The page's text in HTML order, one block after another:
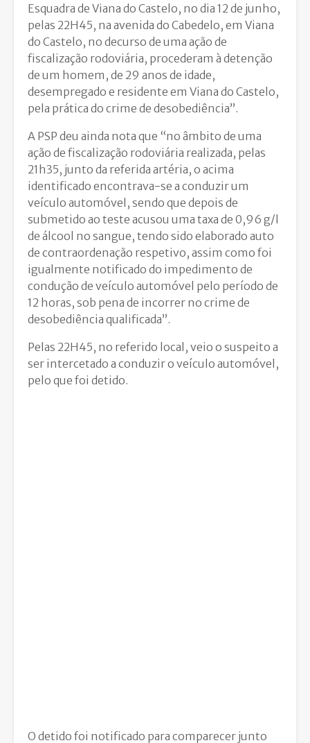
Esquadra de Viana do Castelo, no dia 12 de junho,
pelas 22H45, na avenida do Cabedelo, em Viana
do Castelo, no decurso de uma ação de
fiscalização rodoviária, procederam à detenção
de um homem, de 29 anos de idade,
desempregado e residente em Viana do Castelo,
pela prática do crime de desobediência”.
A PSP deu ainda nota que “no âmbito de uma
ação de fiscalização rodoviária realizada, pelas
21h35, junto da referida artéria, o acima
identificado encontrava-se a conduzir um
veículo automóvel, sendo que depois de
submetido ao teste acusou uma taxa de 0,96 g/l
de álcool no sangue, tendo sido elaborado auto
de contraordenação respetivo, assim como foi
igualmente notificado do impedimento de
condução de veículo automóvel pelo período de
12 horas, sob pena de incorrer no crime de
desobediência qualificada”.
Pelas 22H45, no referido local, veio o suspeito a
ser intercetado a conduzir o veículo automóvel,
pelo que foi detido.
O detido foi notificado para comparecer junto